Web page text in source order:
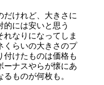
だけれど、大きさに
には安いと思う
れなりになってしま
くらいの大きさのプ
付けたものは価格も
ーナスやらが懐にあ
ものが何枚も。